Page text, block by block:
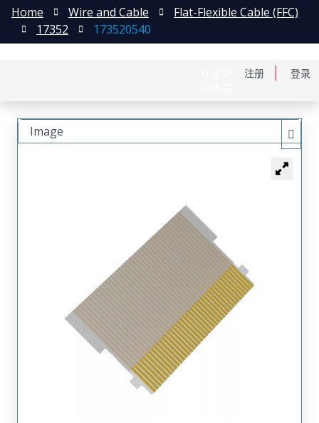
注册 登录
Home Wire and Cable
Flat-Flexible Cable (FFC)
17352
173520540
Image